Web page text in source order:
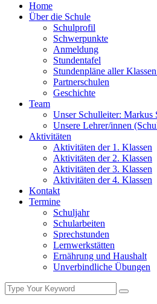
Home
Über die Schule
Schulprofil
Schwerpunkte
Anmeldung
Stundentafel
Stundenpläne aller
Partnerschulen
Geschichte
Team
Unser Schulleiter: Markus
Unsere Lehrer/innen
Aktivitäten
Aktivitäten der 1. Klassen
Aktivitäten der 2. Klassen
Aktivitäten der 3. Klassen
Aktivitäten der 4. Klassen
Kontakt
Termine
Schuljahr
Schularbeiten
Sprechstunden
Lernwerkstätten
Ernährung und Haushalt
Unverbindliche Übungen